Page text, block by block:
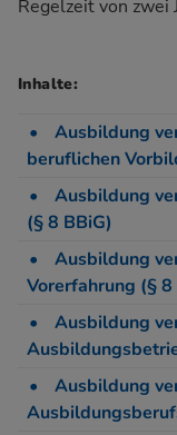
Regelzeit von zwei
Inhalte:
Ausbildung
beruflichen
Ausbildung
(§ 8 BBiG)
Ausbildung
Vorerfahrung (§ 8
Ausbildung
Ausbildung